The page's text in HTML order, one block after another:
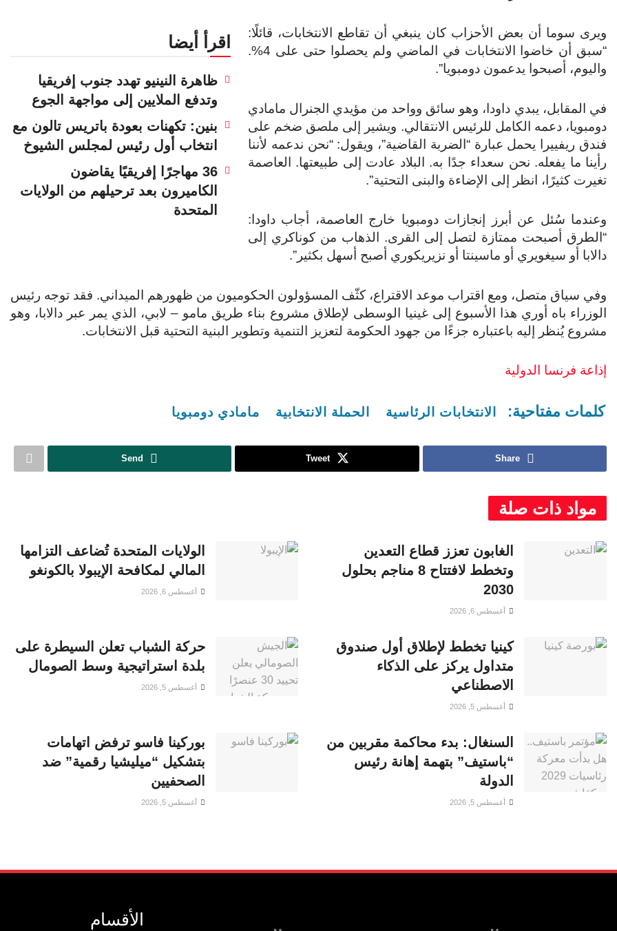
اقرأ أيضا
ظاهرة النينيو تهدد جنوب إفريقيا
وتدفع الملايين إلى مواجهة الجوع
بنين: تكهنات بعودة باتريس تالون مع
انتخاب أول رئيس لمجلس الشيوخ
36 مهاجرًا إفريقيًا يقاضون
الكاميرون بعد ترحيلهم من الولايات
المتحدة
ويرى سوما أن بعض الأحزاب كان ينبغي أن تقاطع الانتخابات، قائلًا:
“سبق أن خاضوا الانتخابات في الماضي ولم يحصلوا حتى على 4%.
واليوم، أصبحوا يدعمون دومبويا”.
في المقابل، يبدي داودا، وهو سائق وواحد من مؤيدي الجنرال مامادي
دومبويا، دعمه الكامل للرئيس الانتقالي. ويشير إلى ملصق ضخم على
فندق ريفييرا يحمل عبارة “الضربة القاضية”، ويقول: “نحن ندعمه لأننا
رأينا ما يفعله. نحن سعداء جدًا به. البلاد عادت إلى طبيعتها. العاصمة
تغيرت كثيرًا، انظر إلى الإضاءة والبنى التحتية”.
وعندما سُئل عن أبرز إنجازات دومبويا خارج العاصمة، أجاب داودا:
“الطرق أصبحت ممتازة لتصل إلى القرى. الذهاب من كوناكري إلى
دالابا أو سيغويري أو ماسينتا أو نزيريكوري أصبح أسهل بكثير”.
وفي سياق متصل، ومع اقتراب موعد الاقتراع، كثّف المسؤولون الحكوميون من ظهورهم الميداني. فقد توجه رئيس
الوزراء باه أوري هذا الأسبوع إلى غينيا الوسطى لإطلاق مشروع بناء طريق مامو – لابي، الذي يمر عبر دالابا، وهو
مشروع يُنظر إليه باعتباره جزءًا من جهود الحكومة لتعزيز التنمية وتطوير البنية التحتية قبل الانتخابات.
إذاعة فرنسا الدولية
كلمات مفتاحية: الانتخابات الرئاسية الحملة الانتخابية مامادي دومبويا
Share
Tweet
Send
مواد ذات صلة
الغابون تعزز قطاع التعدين
وتخطط لافتتاح 8 مناجم بحلول
2030
أغسطس 6, 2026
الولايات المتحدة تُضاعف التزامها
المالي لمكافحة الإيبولا بالكونغو
أغسطس 6, 2026
كينيا تخطط لإطلاق أول صندوق
متداول يركز على الذكاء
الاصطناعي
أغسطس 5, 2026
حركة الشباب تعلن السيطرة على
بلدة استراتيجية وسط الصومال
أغسطس 5, 2026
السنغال: بدء محاكمة مقربين من
“باستيف” بتهمة إهانة رئيس
الدولة
أغسطس 5, 2026
بوركينا فاسو ترفض اتهامات
بتشكيل “ميليشيا رقمية” ضد
الصحفيين
أغسطس 5, 2026
الأقسام